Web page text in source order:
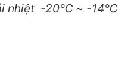
nhiệt -20℃ ~ -14℃